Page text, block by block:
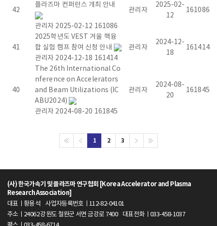
m
a
R
e
s
e
a
r
h
42
플라즈마 컨퍼런스 개최 안내
관리자 2025-02-12 161086
관리자
2025-02-
12
161086
41
2025학년도 VEST 겨울 핵융
합 실험 캠프 참여 신청 안내
관리자 2024-12-18 161414
관리자
2024-12-
18
161414
40
The 26th International Co
nference on Accelerators
and Beam Utilizations (IC
ABU2024)
관리자 2024-08-20 161845
관리자
2024-08-
20
161845
1 2 3
(사) 한국가속기 및 플라즈마 연구협회 [Korea Accelerator and Plasma
Research Association]
대표ㅣ황용석
사업자등록번호ㅣ112-82-04101
주소ㅣ24062 강원도 철원군 서면 금강로 7400
대표전화ㅣ033-458-1037